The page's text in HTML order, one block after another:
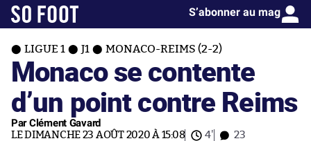
S’abonner au mag
LIGUE 1 J1 MONACO-REIMS (2-2)
Monaco se contente
d’un point contre Reims
Par Clément Gavard
LE DIMANCHE 23 AOÛT 2020 À 15:08 4' 23